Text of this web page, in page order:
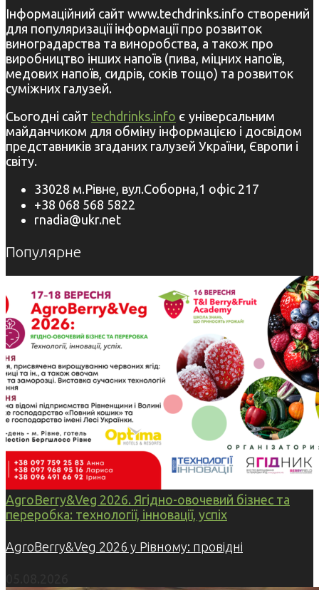
Інформаційний сайт www.techdrinks.info створений
для популяризації інформації про розвиток
виноградарства та виноробства, а також про
виробництво інших напоїв (пива, міцних напоїв,
медових напоїв, сидрів, соків тощо) та розвиток
суміжних галузей.
Сьогодні сайт techdrinks.info є універсальним
майданчиком для обміну інформацією і досвідом
представників згаданих галузей України, Європи і
світу.
33028 м.Рівне, вул.Соборна,1 офіс 217
+38 068 568 5822
rnadia@ukr.net
Популярне
AgroBerry&Veg 2026. Ягідно-овочевий бізнес та
переробка: технології, інновації, успіх
AgroBerry&Veg 2026 у Рівному: провідні